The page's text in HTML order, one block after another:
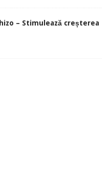
– Stimulează creșterea